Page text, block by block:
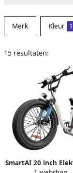
Merk Kleur 1
15 resultaten:
SmartAI 20 inch